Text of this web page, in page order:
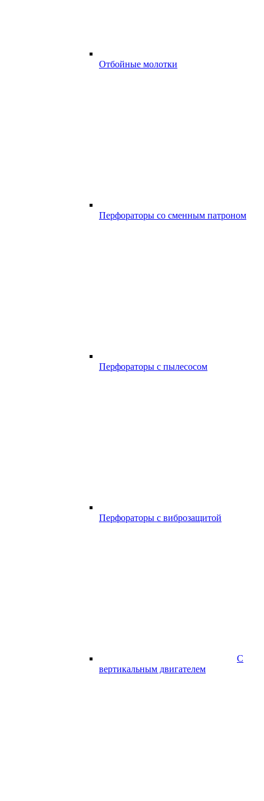
Отбойные молотки
Перфораторы со сменным патроном
Перфораторы с пылесосом
Перфораторы с виброзащитой
С
вертикальным двигателем